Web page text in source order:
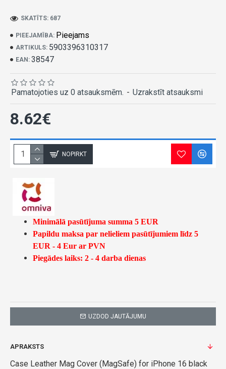
PIEEJAMĪBA: Pieejams
ARTIKULS: 5903396310317
EAN: 38547
SKATĪTS: 687
Pamatojoties uz 0 atsauksmēm. - Uzrakstīt atsauksmi
8.62€
NOPIRKT
Minimālā pasūtījuma summa 5 EUR
Papildu maksa par nelieliem pasūtījumiem līdz 5
EUR - 4 Eur ar PVN
Piegādes laiks: 2 - 4 darba dienas
UZDOD JAUTĀJUMU
APRAKSTS
Case Leather Mag Cover (MagSafe) for iPhone 16 black